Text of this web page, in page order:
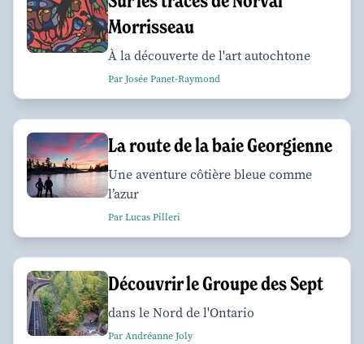
Morrisseau
À la découverte de l'art autochtone
Par Josée Panet-Raymond
La route de la baie Georgienne
Une aventure côtière bleue comme
l’azur
Par Lucas Pilleri
Découvrir le Groupe des Sept
dans le Nord de l'Ontario
Par Andréanne Joly